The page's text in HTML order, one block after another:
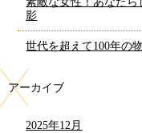
影
世代を超えて100年の
アーカイブ
2025年12月